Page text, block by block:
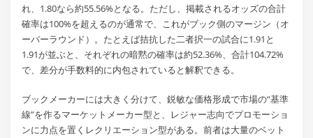
れ、1.80なら約55.56%となる。ただし、掲載されるオッズの合計
確率は100%を超えるのが通常で、これがブック側のマージン（オ
ーバーラウンド）。たとえば拮抗した二者択一の試合に1.91と
1.91が並ぶと、それぞれの暗黙の確率は約52.36%、合計104.72%
で、差分が手数料的に内包されていると解釈できる。
ブックメーカーには大きく分けて、鋭敏な価格形成で市場の“基準
線”を作るマーケットメーカー型と、レジャー志向でプロモーショ
ンに力点を置くレクリエーション型がある。前者は大量のベット